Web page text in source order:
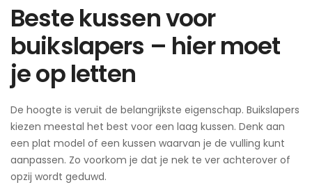
Beste kussen voor
buikslapers – hier moet
je op letten
De hoogte is veruit de belangrijkste eigenschap. Buikslapers
kiezen meestal het best voor een laag kussen. Denk aan
een plat model of een kussen waarvan je de vulling kunt
aanpassen. Zo voorkom je dat je nek te ver achterover of
opzij wordt geduwd.